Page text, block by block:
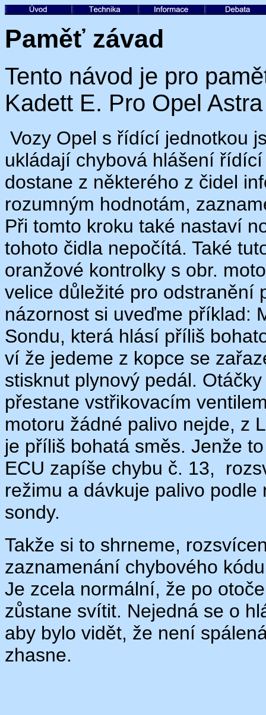
Paměť závad
Tento návod je pro
Kadett E. Pro Opel
Vozy Opel s řídící jednotkou
ukládají chybová hlášení
dostane z některého z čidel
rozumným hodnotám,
Při tomto kroku také nastaví
tohoto čidla nepočítá. Také
oranžové kontrolky s obr.
velice důležité pro odstranění
názornost si uveďme příklad:
Sondu, která hlásí příliš
ví že jedeme z kopce se
stisknut plynový pedál.
přestane vstřikovacím
motoru žádné palivo nejde, z
je příliš bohatá směs. Jenže
ECU zapíše chybu č. 13,
režimu a dávkuje palivo
sondy.
Takže si to shrneme,
zaznamenání chybového
Je zcela normální, že po
zůstane svítit. Nejedná se o
aby bylo vidět, že není
zhasne.